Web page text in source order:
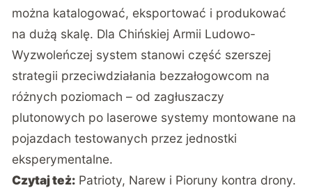
można katalogować, eksportować i produkować
na dużą skalę. Dla Chińskiej Armii Ludowo-
Wyzwoleńczej system stanowi część szerszej
strategii przeciwdziałania bezzałogowcom na
różnych poziomach – od zagłuszaczy
plutonowych po laserowe systemy montowane na
pojazdach testowanych przez jednostki
eksperymentalne.
Czytaj też: Patrioty, Narew i Pioruny kontra drony.